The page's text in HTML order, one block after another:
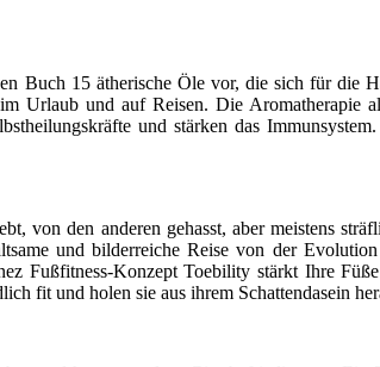
Buch 15 ätherische Öle vor, die sich für die
und auf Reisen. Die Aromatherapie
und stärken das
von den anderen gehasst, aber meistens
und bilderreiche Reise von der
Fußfitness-Konzept Toebility stärkt Ihre
fit und holen sie aus ihrem Schattendasein